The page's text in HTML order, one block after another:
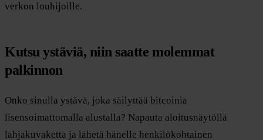
verkon louhijoille.
Kutsu ystäviä, niin saatte molemmat
palkinnon
Onko sinulla ystävä, joka säilyttää bitcoinia
lisensoimattomalla alustalla? Napauta aloitusnäytöllä
lahjakuvaketta ja lähetä hänelle henkilökohtainen